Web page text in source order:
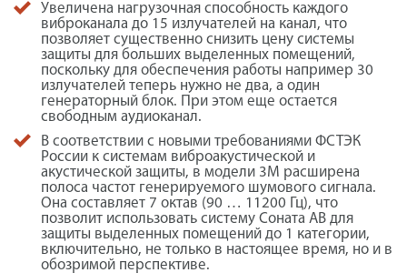
Увеличена нагрузочная способность каждого
виброканала до 15 излучателей на канал, что
позволяет существенно снизить цену системы
защиты для больших выделенных помещений,
поскольку для обеспечения работы например 30
излучателей теперь нужно не два, а один
генераторный блок. При этом еще остается
свободным аудиоканал.
В соответствии с новыми требованиями ФСТЭК
России к системам виброакустической и
акустической защиты, в модели 3М расширена
полоса частот генерируемого шумового сигнала.
Она составляет 7 октав (90 … 11200 Гц), что
позволит использовать систему Соната АВ для
защиты выделенных помещений до 1 категории,
включительно, не только в настоящее время, но и в
обозримой перспективе.